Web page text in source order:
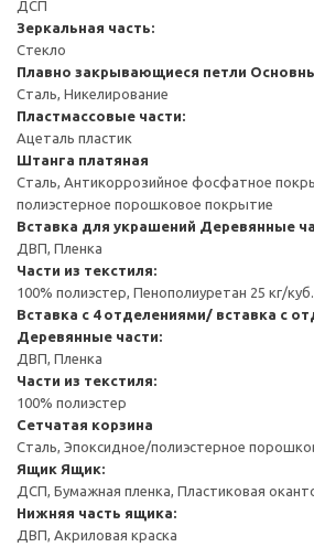
ДСП
Зеркальная часть:
Стекло
Плавно закрывающиеся петли
Сталь, Никелирование
Пластмассовые части:
Ацеталь пластик
Штанга платяная
Сталь, Антикоррозийное фосфатное
полиэстерное порошковое покрытие
Вставка для украшений Деревянные
ДВП, Пленка
Части из текстиля:
100% полиэстер, Пенополиуретан 25 кг/
Вставка с 4 отделениями/ вставка с
Деревянные части:
ДВП, Пленка
Части из текстиля:
100% полиэстер
Сетчатая корзина
Сталь, Эпоксидное/полиэстерное
Ящик Ящик:
ДСП, Бумажная пленка, Пластиковая
Нижняя часть ящика:
ДВП, Акриловая краска